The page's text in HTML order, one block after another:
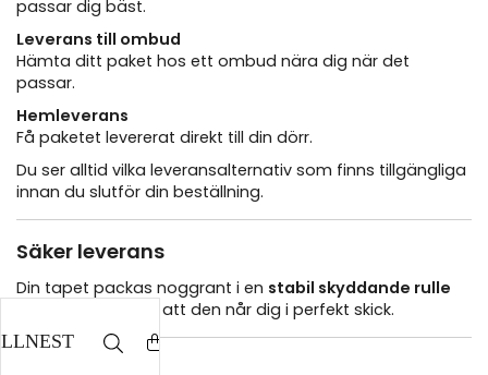
passar dig bäst.
Leverans till ombud
Hämta ditt paket hos ett ombud nära dig när det
passar.
Hemleverans
Få paketet levererat direkt till din dörr.
Du ser alltid vilka leveransalternativ som finns tillgängliga
innan du slutför din beställning.
Säker leverans
Din tapet packas noggrant i en stabil skyddande rulle
för att säkerställa att den når dig i perfekt skick.